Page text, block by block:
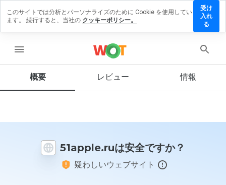
menu
概要 レビュー 情報
51apple.ruは安全ですか？
疑わしいウェブサイト
ビュ
残す
この
イト
このサイトでは分析とパーソナライズのために Cookie を使用してい
ます。 続行すると、当社の クッキーポリシー。
受け
入れ
る